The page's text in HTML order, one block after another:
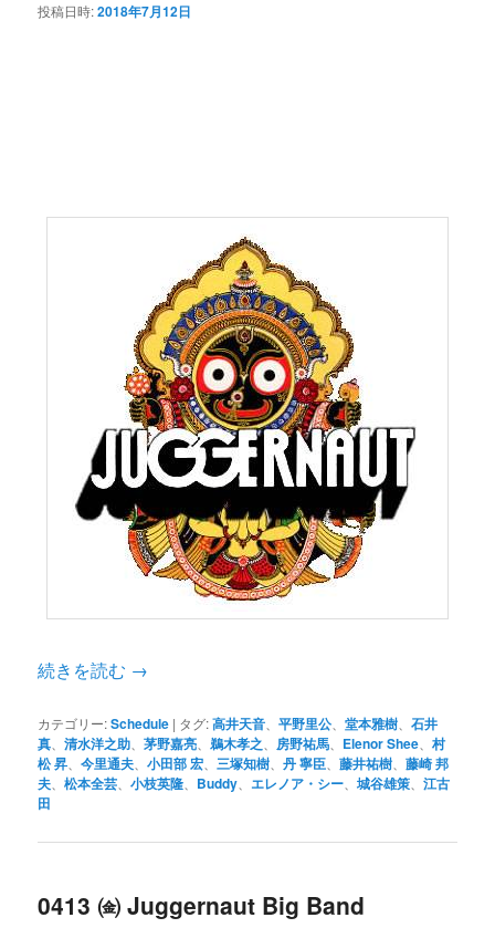
投稿日時:2018年7月12日
続きを読む →
カテゴリー:Schedule | タグ:高井天音 、平野里公 、堂本雅樹 、石井
真 、清水洋之助 、茅野嘉亮 鵜木孝之 房野祐馬 Elenor Shee 、村
松 昇 、今里通夫 、小田部 宏 三塚知樹 、丹 寧臣 、藤井祐樹 、藤崎 邦
夫 、松本全芸 、小枝英隆 Buddy エレノア・シー 、城谷雄策 、江古
田
0413 ㈮ Juggernaut Big Band